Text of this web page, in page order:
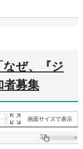
なぜ、『ジ
者募集
画面サイズで表示